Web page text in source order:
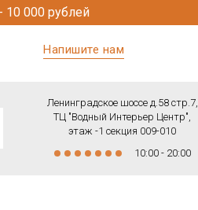
10 000 рублей
Напишите нам
Ленинградское шоссе д.58 стр.7,
ТЦ "Водный Интерьер Центр",
этаж -1 секция 009-010
10:00 - 20:00